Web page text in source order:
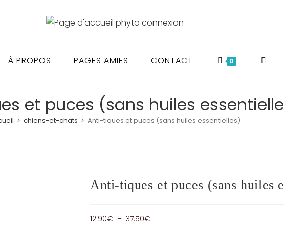
À PROPOS PAGES AMIES CONTACT 0
et puces (sans huiles
> chiens-et-chats > Anti-tiques et puces (sans huiles essentielles)
Anti-tiques et puces (sans huiles
12.90€ – 37.50€